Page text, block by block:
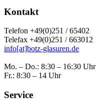
Kontakt
Telefon +49(0)251 / 65402
Telefax +49(0)251 / 663012
info[at]botz-glasuren.de
Mo. – Do.: 8:30 – 16:30 Uhr
Fr.: 8:30 – 14 Uhr
Service